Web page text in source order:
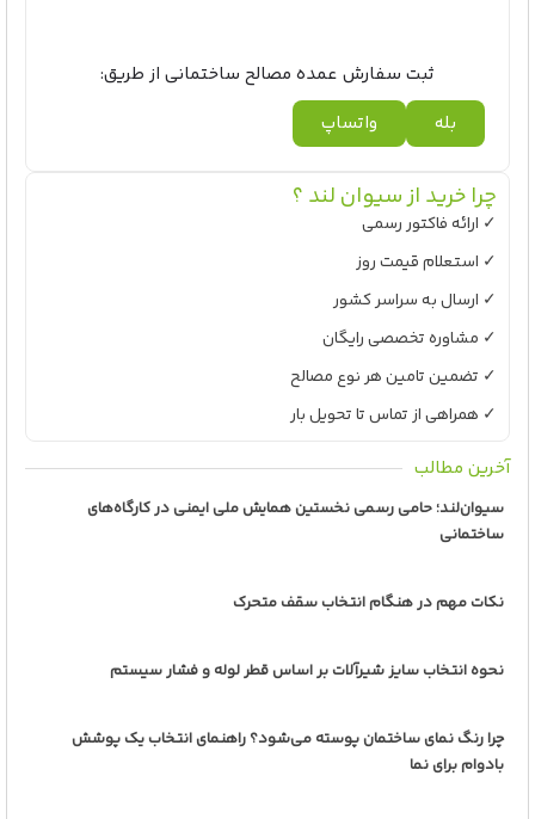
ثبت سفارش عمده مصالح ساختمانی از طریق:
بله
واتساپ
چرا خرید از سیوان لند ؟
✓ ارائه فاکتور رسمی
✓ استعلام قیمت روز
✓ ارسال به سراسر کشور
✓ مشاوره تخصصی رایگان
✓ تضمین تامین هر نوع مصالح
✓ همراهی از تماس تا تحویل بار
آخرین مطالب
سیوان‌لند؛ حامی رسمی نخستین همایش ملی ایمنی در کارگاه‌های
ساختمانی
نکات مهم در هنگام انتخاب سقف متحرک
نحوه انتخاب سایز شیرآلات بر اساس قطر لوله و فشار سیستم
چرا رنگ نمای ساختمان پوسته می‌شود؟ راهنمای انتخاب یک پوشش
بادوام برای نما